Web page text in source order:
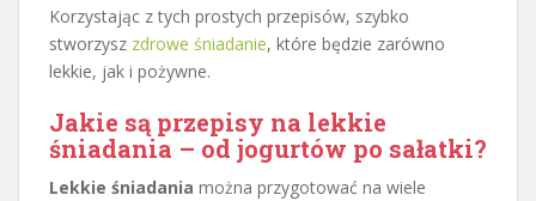
Korzystając z tych prostych przepisów, szybko
stworzysz zdrowe śniadanie, które będzie zarówno
lekkie, jak i pożywne.
Jakie są przepisy na lekkie
śniadania – od jogurtów po sałatki?
Lekkie śniadania można przygotować na wiele